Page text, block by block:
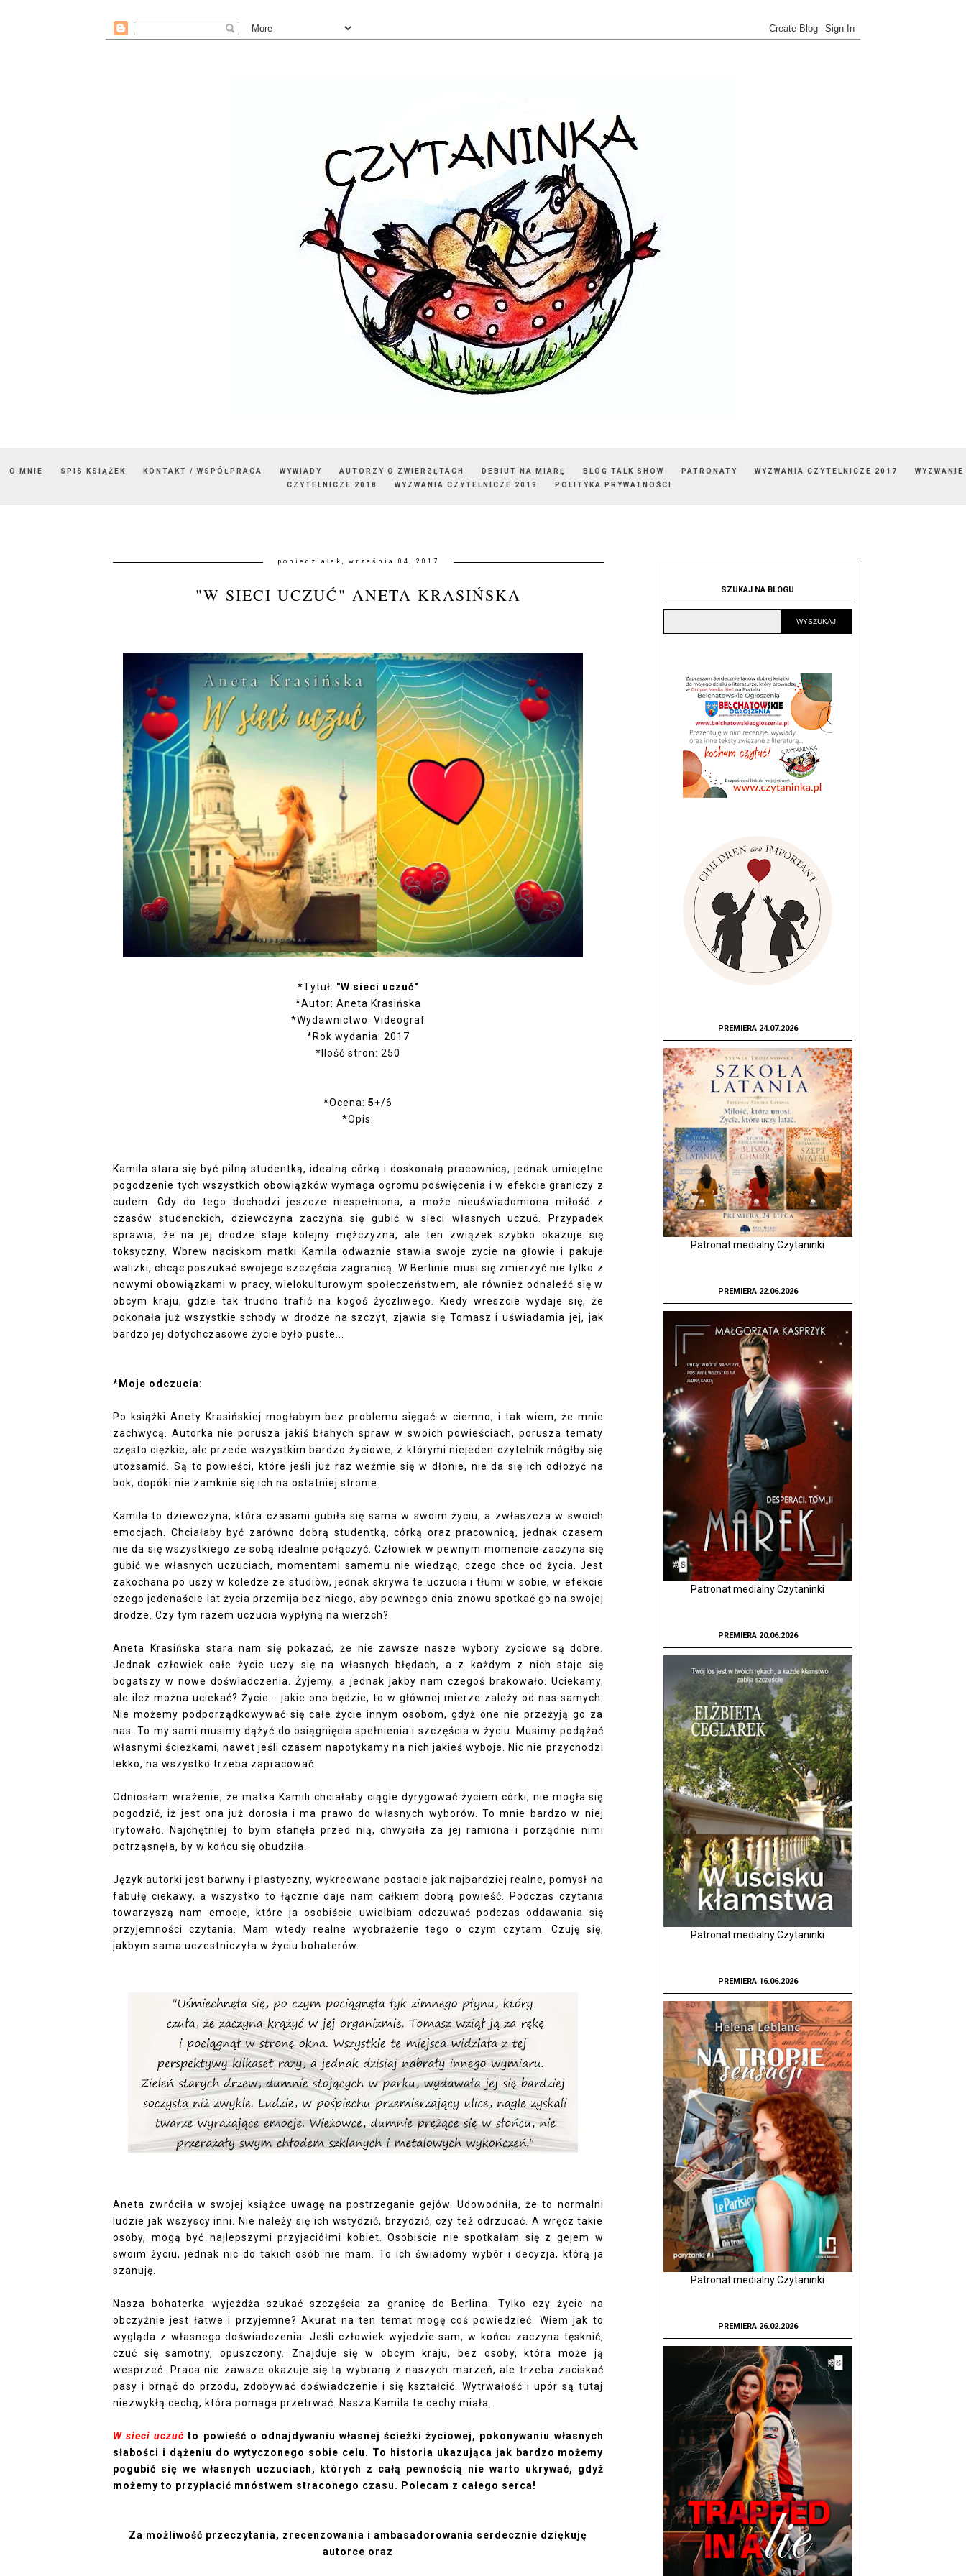
O MNIE SPIS KSIĄŻEK KONTAKT / WSPÓŁPRACA WYWIADY AUTORZY O ZWIERZĘTACH DEBIUT NA MIARĘ BLOG TALK SHOW PATRONATY WYZWANIA CZYTELNICZE 2017
WYZWANIE
CZYTELNICZE 2018
WYZWANIA CZYTELNICZE 2019 POLITYKA PRYWATNOŚCI
poniedziałek, września 04, 2017
"W SIECI UCZUĆ" ANETA KRASIŃSKA
*Tytuł: "W sieci uczuć"
*Autor: Aneta Krasińska
*Wydawnictwo: Videograf
*Rok wydania: 2017
*Ilość stron: 250
*Ocena:5+/6
*Opis:
Kamila stara się być pilną studentką, idealną córką i doskonałą pracownicą, jednak umiejętne
pogodzenie tych wszystkich obowiązków wymaga ogromu poświęcenia i w efekcie graniczy z
cudem. Gdy do tego dochodzi jeszcze niespełniona, a może nieuświadomiona miłość z
czasów studenckich, dziewczyna zaczyna się gubić w sieci własnych uczuć. Przypadek
sprawia, że na jej drodze staje kolejny mężczyzna, ale ten związek szybko okazuje się
toksyczny. Wbrew naciskom matki Kamila odważnie stawia swoje życie na głowie i pakuje
walizki, chcąc poszukać swojego szczęścia zagranicą. W Berlinie musi się zmierzyć nie tylko z
nowymi obowiązkami w pracy, wielokulturowym społeczeństwem, ale również odnaleźć się w
obcym kraju, gdzie tak trudno trafić na kogoś życzliwego. Kiedy wreszcie wydaje się, że
pokonała już wszystkie schody w drodze na szczyt, zjawia się Tomasz i uświadamia jej, jak
bardzo jej dotychczasowe życie było puste...
*Moje odczucia:
Po książki Anety Krasińskiej mogłabym bez problemu sięgać w ciemno, i tak wiem, że mnie
zachwycą. Autorka nie porusza jakiś błahych spraw w swoich powieściach, porusza tematy
często ciężkie, ale przede wszystkim bardzo życiowe, z którymi niejeden czytelnik mógłby się
utożsamić. Są to powieści, które jeśli już raz weźmie się w dłonie, nie da się ich odłożyć na
bok, dopóki nie zamknie się ich na ostatniej stronie.
Kamila to dziewczyna, która czasami gubiła się sama w swoim życiu, a zwłaszcza w swoich
emocjach. Chciałaby być zarówno dobrą studentką, córką oraz pracownicą, jednak czasem
nie da się wszystkiego ze sobą idealnie połączyć. Człowiek w pewnym momencie zaczyna się
gubić we własnych uczuciach, momentami samemu nie wiedząc, czego chce od życia. Jest
zakochana po uszy w koledze ze studiów, jednak skrywa te uczucia i tłumi w sobie, w efekcie
czego jedenaście lat życia przemija bez niego, aby pewnego dnia znowu spotkać go na swojej
drodze. Czy tym razem uczucia wypłyną na wierzch?
Aneta Krasińska stara nam się pokazać, że nie zawsze nasze wybory życiowe są dobre.
Jednak człowiek całe życie uczy się na własnych błędach, a z każdym z nich staje się
bogatszy w nowe doświadczenia. Żyjemy, a jednak jakby nam czegoś brakowało. Uciekamy,
ale ileż można uciekać? Życie... jakie ono będzie, to w głównej mierze zależy od nas samych.
Nie możemy podporządkowywać się całe życie innym osobom, gdyż one nie przeżyją go za
nas. To my sami musimy dążyć do osiągnięcia spełnienia i szczęścia w życiu. Musimy podążać
własnymi ścieżkami, nawet jeśli czasem napotykamy na nich jakieś wyboje. Nic nie przychodzi
lekko, na wszystko trzeba zapracować.
Odniosłam wrażenie, że matka Kamili chciałaby ciągle dyrygować życiem córki, nie mogła się
pogodzić, iż jest ona już dorosła i ma prawo do własnych wyborów. To mnie bardzo w niej
irytowało. Najchętniej to bym stanęła przed nią, chwyciła za jej ramiona i porządnie nimi
potrząsnęła, by w końcu się obudziła.
Język autorki jest barwny i plastyczny, wykreowane postacie jak najbardziej realne, pomysł na
fabułę ciekawy, a wszystko to łącznie daje nam całkiem dobrą powieść. Podczas czytania
towarzyszą nam emocje, które ja osobiście uwielbiam odczuwać podczas oddawania się
przyjemności czytania. Mam wtedy realne wyobrażenie tego o czym czytam. Czuję się,
jakbym sama uczestniczyła w życiu bohaterów.
Aneta zwróciła w swojej książce uwagę na postrzeganie gejów. Udowodniła, że to normalni
ludzie jak wszyscy inni. Nie należy się ich wstydzić, brzydzić, czy też odrzucać. A wręcz takie
osoby, mogą być najlepszymi przyjaciółmi kobiet. Osobiście nie spotkałam się z gejem w
swoim życiu, jednak nic do takich osób nie mam. To ich świadomy wybór i decyzja, którą ja
szanuję.
Nasza bohaterka wyjeżdża szukać szczęścia za granicę do Berlina. Tylko czy życie na
obczyźnie jest łatwe i przyjemne? Akurat na ten temat mogę coś powiedzieć. Wiem jak to
wygląda z własnego doświadczenia. Jeśli człowiek wyjedzie sam, w końcu zaczyna tęsknić,
czuć się samotny, opuszczony. Znajduje się w obcym kraju, bez osoby, która może ją
wesprzeć. Praca nie zawsze okazuje się tą wybraną z naszych marzeń, ale trzeba zaciskać
pasy i brnąć do przodu, zdobywać doświadczenie i się kształcić. Wytrwałość i upór są tutaj
niezwykłą cechą, która pomaga przetrwać. Nasza Kamila te cechy miała.
W sieci uczuć to powieść o odnajdywaniu własnej ścieżki życiowej, pokonywaniu własnych
słabości i dążeniu do wytyczonego sobie celu. To historia ukazująca jak bardzo możemy
pogubić się we własnych uczuciach, których z całą pewnością nie warto ukrywać, gdyż
możemy to przypłacić mnóstwem straconego czasu. Polecam z całego serca!
Za możliwość przeczytania, zrecenzowania i ambasadorowania serdecznie dziękuję
autorce oraz
SZUKAJ NA BLOGU
PREMIERA 24.07.2026
Patronat medialny Czytaninki
PREMIERA 22.06.2026
Patronat medialny Czytaninki
PREMIERA 20.06.2026
Patronat medialny Czytaninki
PREMIERA 16.06.2026
Patronat medialny Czytaninki
PREMIERA 26.02.2026